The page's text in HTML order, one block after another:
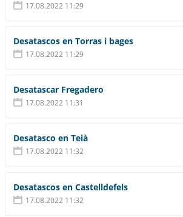
17.08.2022 11:29
Desatascos en Torras i bages
17.08.2022 11:29
Desatascar Fregadero
17.08.2022 11:31
Desatasco en Teià
17.08.2022 11:32
Desatascos en Castelldefels
17.08.2022 11:32